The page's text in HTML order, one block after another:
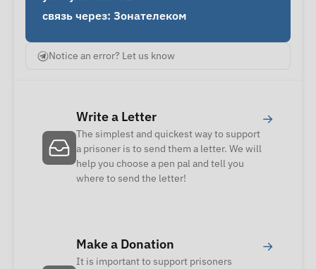
связь через: Зонателеком
Notice an error? Let us know
Write a Letter
The simplest and quickest way to support
a prisoner is to send them a letter. We will
help you choose a pen pal and tell you
where to send the letter!
→
Make a Donation
It is important to support prisoners
→